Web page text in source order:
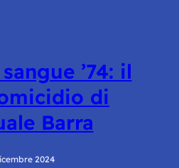
’74: il
di
Barra
2024